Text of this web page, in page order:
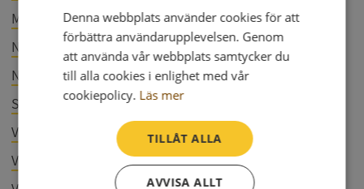
Mossekulla Lantbruk AB 556994-8598
Norrgårdens Förvaltningsaktiebolag
Nya Lennarts Konditori AB
Stjernbergs Skafferi AB
Villa Lunnagård AB
Voilàp Scandinavia AB
Denna webbplats använder cookies för att
förbättra användarupplevelsen. Genom
att använda vår webbplats samtycker du
till alla cookies i enlighet med vår
cookiepolicy. Läs mer
TILLÅT ALLA
AVVISA ALLT